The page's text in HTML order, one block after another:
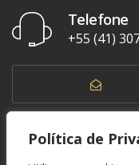
Política de
Telefone
+55 (41)